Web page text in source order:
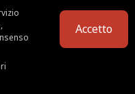
Accetto